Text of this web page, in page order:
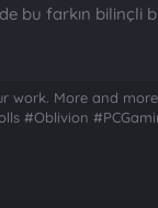
bu farkın bilinçli
work. More and
#Oblivion